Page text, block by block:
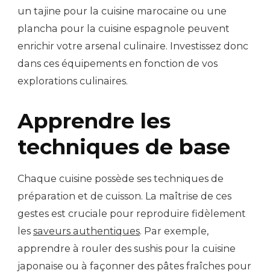
un tajine pour la cuisine marocaine ou une
plancha pour la cuisine espagnole peuvent
enrichir votre arsenal culinaire. Investissez donc
dans ces équipements en fonction de vos
explorations culinaires.
Apprendre les
techniques de base
Chaque cuisine possède ses techniques de
préparation et de cuisson. La maîtrise de ces
gestes est cruciale pour reproduire fidèlement
les saveurs authentiques. Par exemple,
apprendre à rouler des sushis pour la cuisine
japonaise ou à façonner des pâtes fraîches pour